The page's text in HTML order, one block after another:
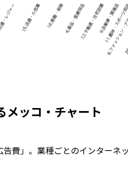
メッコ・チャート
費」。業種ごとのインターネ